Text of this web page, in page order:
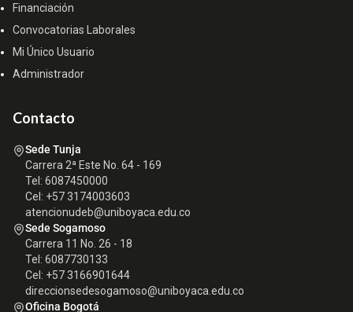
Financiación
Convocatorias Laborales
Mi Único Usuario
Administrador
Contacto
Sede Tunja
Carrera 2ª Este No. 64 - 169
Tel: 6087450000
Cel: +57 3174003603
atencionudeb@uniboyaca.edu.co
Sede Sogamoso
Carrera 11 No. 26 - 18
Tel: 6087730133
Cel: +57 3166901644
direccionsedesogamoso@uniboyaca.edu.co
Oficina Bogotá